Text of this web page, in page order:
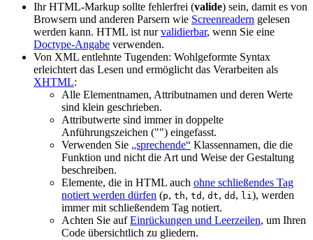
Ihr HTML-Markup sollte fehlerfrei (valide) sein, damit es von
Browsern und anderen Parsern wie Screenreadern gelesen
werden kann. HTML ist nurvalidierbar, wenn Sie eine
Doctype-Angabe verwenden.
Von XML entlehnte Tugenden: Wohlgeformte Syntax
erleichtert das Lesen und ermöglicht das Verarbeiten als
XHTML:
Alle Elementnamen, Attributnamen und deren Werte
sind klein geschrieben.
Attributwerte sind immer in doppelte
Anführungszeichen ("") eingefasst.
Verwenden Sie „sprechende“ Klassennamen, die die
Funktion und nicht die Art und Weise der Gestaltung
beschreiben.
Elemente, die in HTML auch ohne schließendes Tag
notiert werden dürfen (p, th, td , dt, dd , li), werden
immer mit schließendem Tag notiert.
Achten Sie aufEinrückungen und Leerzeilen, um Ihren
Code übersichtlich zu gliedern.